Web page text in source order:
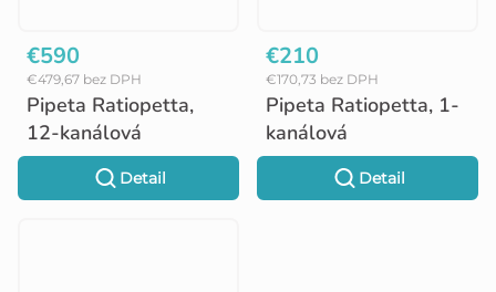
Pipeta Ratiopetta,
12-kanálová
€479,67 bez DPH
€590
Detail
Pipeta Ratiopetta, 1-
kanálová
€170,73 bez DPH
€210
Detail